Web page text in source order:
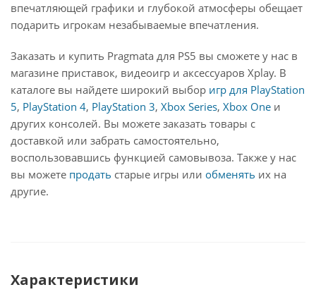
впечатляющей графики и глубокой атмосферы обещает
подарить игрокам незабываемые впечатления.
Заказать и купить Pragmata для PS5 вы сможете у нас в
магазине приставок, видеоигр и аксессуаров Xplay. В
каталоге вы найдете широкий выбор игр для PlayStation
5, PlayStation 4, PlayStation 3, Xbox Series, Xbox One и
других консолей. Вы можете заказать товары с
доставкой или забрать самостоятельно,
воспользовавшись функцией самовывоза. Также у нас
вы можете продать старые игры или обменять их на
другие.
Характеристики